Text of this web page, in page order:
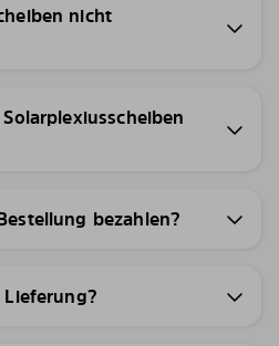
nicht
bezahlen?